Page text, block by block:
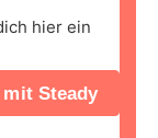
hier ein
Steady